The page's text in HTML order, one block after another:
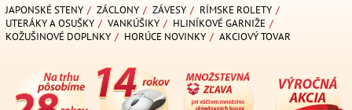
JAPONSKÉ STENY / ZÁCLONY / ZÁVESY / RÍMSKE ROLETY /
UTERÁKY A OSUŠKY / VANKÚŠIKY / HLINÍKOVÉ GARNIŽE /
KOŽUŠINOVÉ DOPLNKY / HORÚCE NOVINKY / AKCIOVÝ TOVAR